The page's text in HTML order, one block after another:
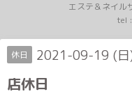
エステ＆ネイル
tel :
休日 2021-09-19 (日
店休日